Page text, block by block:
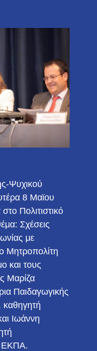
Ψυχικού
8 Μαϊου
Πολιτιστικό
Σχέσεις
με
Μητροπολίτη
και τους
Μαρίζα
Παιδαγωγικής
καθηγητή
Ιωάννη
ΕΚΠΑ.